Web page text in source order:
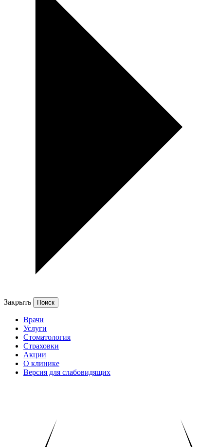
Закрыть
Врачи
Услуги
Стоматология
Страховки
Акции
О клинике
Версия для слабовидящих